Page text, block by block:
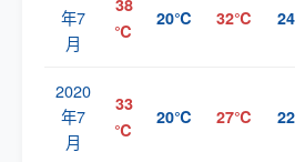
年7
月
℃
20℃ 32℃
2020
年7
月
33
℃
20℃ 27℃